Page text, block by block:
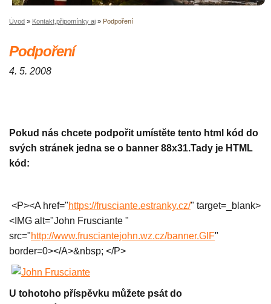
Úvod » Kontakt,připomínky aj » Podpoření
Podpoření
4. 5. 2008
Pokud nás chcete podpořit umístěte tento html kód do
svých stránek jedna se o banner 88x31.Tady je HTML
kód:
<P><A href="https://frusciante.estranky.cz/" target=_blank>
<IMG alt="John Frusciante "
src="http://www.frusciantejohn.wz.cz/banner.GIF"
border=0></A>&nbsp; </P>
U tohotoho příspěvku můžete psát do